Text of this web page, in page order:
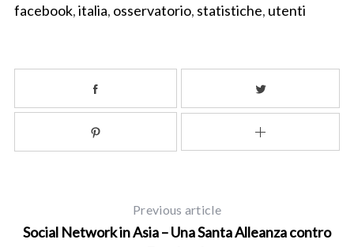
facebook,italia, osservatorio, statistiche, utenti
Previous article
Social Network in Asia – Una Santa Alleanza contro
a
c